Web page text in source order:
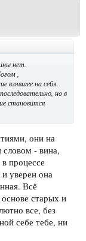
нет.
,
взявшее на себя.
но в
становится
они на
словом - вина,
процессе
уверен она
Всё
старых и
все, без
себе тебе, ни